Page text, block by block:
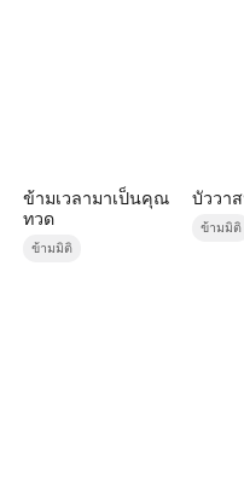
ข้ามเวลามาเป็นคุณ
ทวด
ข้ามมิติ
บัววา
ข้ามมิติ